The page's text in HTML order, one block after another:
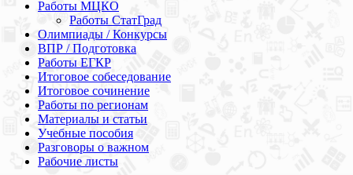
Работы МЦКО
Работы СтатГрад
Олимпиады / Конкурсы
ВПР / Подготовка
Работы ЕГКР
Итоговое собеседование
Итоговое сочинение
Работы по регионам
Материалы и статьи
Учебные пособия
Разговоры о важном
Рабочие листы